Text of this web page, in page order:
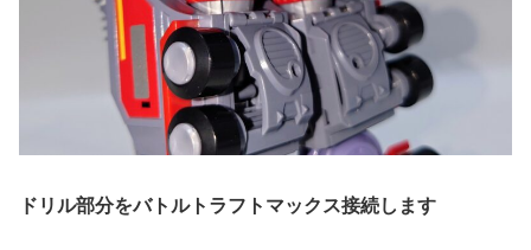
ドリル部分をバトルトラフトマックス接続します